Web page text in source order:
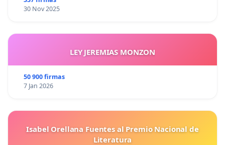
30 Nov 2025
LEY JEREMIAS MONZON
50 900 firmas
7 Jan 2026
Isabel Orellana Fuentes al Premio Nacional de
Literatura